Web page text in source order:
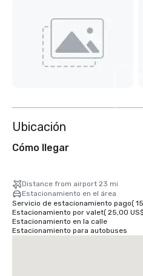
Ubicación
Cómo llegar
Distance from airport 23 mi
Estacionamiento en el área
Servicio de estacionamiento pago(
Estacionamiento por valet( 25,00 US$
Estacionamiento en la calle
Estacionamiento para autobuses